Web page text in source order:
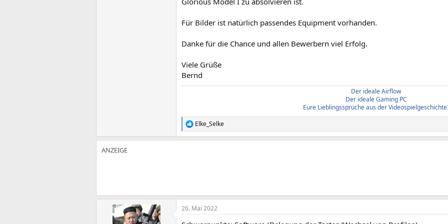
Für Bilder ist natürlich passendes Equipment vorhanden.
Danke für die Chance und allen Bewerbern viel Erfolg.
Viele Grüße
Bernd
Der ideale Airflow
Der ideale Gaming PC
Eure Lieblingssprüche aus der
R
e
a
n
:
Elke_Selke
26. Mai 2022